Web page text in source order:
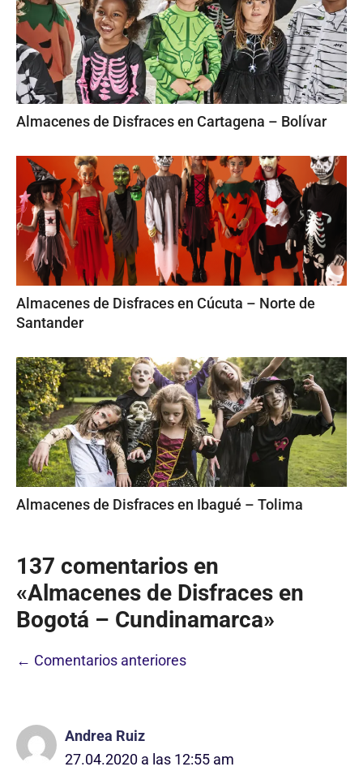
Almacenes de Disfraces en Cartagena – Bolívar
Almacenes de Disfraces en Cúcuta – Norte de
Santander
Almacenes de Disfraces en Ibagué – Tolima
137 comentarios en
«Almacenes de Disfraces en
Bogotá – Cundinamarca»
Navegación
← Comentarios anteriores
Andrea Ruiz
27.04.2020 a las 12:55 am